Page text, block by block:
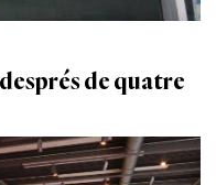
de quatre